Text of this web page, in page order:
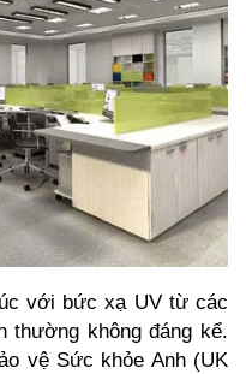
với bức xạ UV từ các
thường không đáng kể.
vệ Sức khỏe Anh (UK